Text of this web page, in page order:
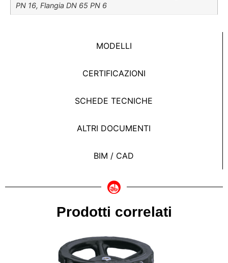
MODELLI
CERTIFICAZIONI
SCHEDE TECNICHE
ALTRI DOCUMENTI
BIM / CAD
PN 16, Flangia DN 65 PN 6
Prodotti correlati